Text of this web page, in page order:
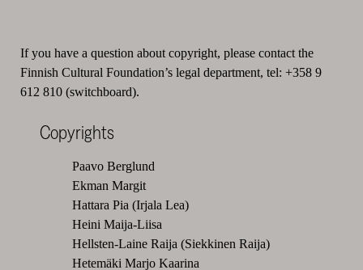
If you have a question about copyright, please contact the
Finnish Cultural Foundation’s legal department, tel: +358 9
612 810 (switchboard).
Copyrights
Paavo Berglund
Ekman Margit
Hattara Pia (Irjala Lea)
Heini Maija-Liisa
Hellsten-Laine Raija (Siekkinen Raija)
Hetemäki Marjo Kaarina